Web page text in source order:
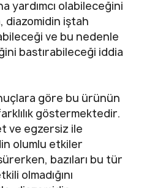
yardımcı olabileceğini
diazomidin iştah
ve bu nedenle
bastırabileceği iddia
göre bu ürünün
göstermektedir.
ve egzersiz ile
olumlu etkiler
bazıları bu tür
olmadığını